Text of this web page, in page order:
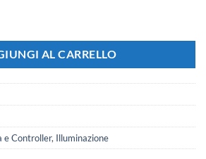
AL CARRELLO
e Controller, Illuminazione